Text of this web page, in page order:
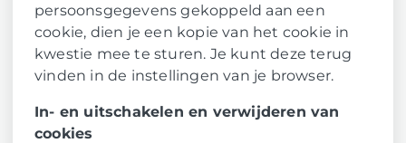
persoonsgegevens gekoppeld aan een
cookie, dien je een kopie van het cookie in
kwestie mee te sturen. Je kunt deze terug
vinden in de instellingen van je browser.
In- en uitschakelen en verwijderen van
cookies